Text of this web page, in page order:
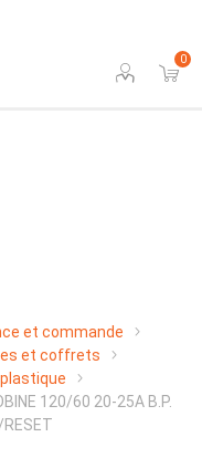
0
et commande
et coffrets
120/60 20-25A B.P.